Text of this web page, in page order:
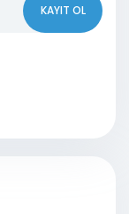
KAYIT OL